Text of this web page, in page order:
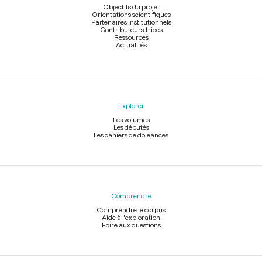
Objectifs du projet
Orientations scientifiques
Partenaires institutionnels
Contributeurs-trices
Ressources
Actualités
Explorer
Les volumes
Les députés
Les cahiers de doléances
Comprendre
Comprendre le corpus
Aide à l'exploration
Foire aux questions